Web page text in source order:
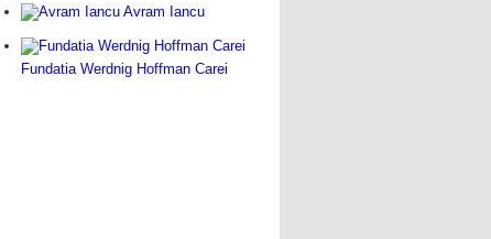
Avram Iancu
Fundatia Werdnig Hoffman Carei